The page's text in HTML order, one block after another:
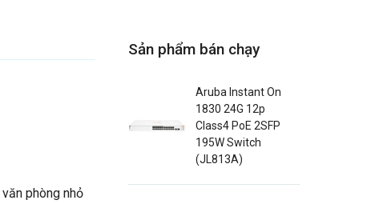
phòng nhỏ
Sản phẩm bán chạy
Aruba Instant On
1830 24G 12p
Class4 PoE 2SFP
195W Switch
(JL813A)